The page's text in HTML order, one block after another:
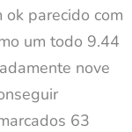
parecido com
um todo 9.44
nove
63